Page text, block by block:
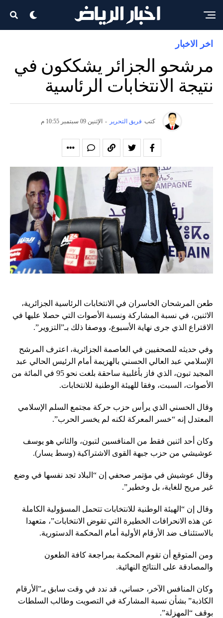
اخر الاخبار
مرشحو الجزائر يشككون في
نتيجة الانتخابات الرئاسية
كتب فريق التحرير - الإثنين 09 سبتمبر 10:55 م
طعن المرشحان الخاسران في الانتخابات الرئاسية الجزائرية،
الاثنين، في نسبة المشاركة ونسبة الأصوات التي حصلا عليها في
الاقتراع الذي جرى نهاية الأسبوع، ووصفا ذلك بـ”التزوير”.
وفي حديثه للصحفيين في العاصمة الجزائرية، اعترف المرشح
الإسلامي عبد العالي الحسني بالهزيمة أمام الرئيس الحالي عبد
المجيد تبون، الذي فاز بأغلبية ساحقة بلغت نحو 95 في المائة من
الأصوات، السبت، وفقا للهيئة الوطنية للانتخابات.
وقال الحسني الذي يرأس حزب حركة مجتمع السلم الإسلامي
المعتدل إنه “خسر المعركة لكنه لم يخسر الحرب”.
وكان أحد اثنين فقط من المنافسين لتبون، والثاني هو يوسف
عوشيشي من حزب جبهة القوى الاشتراكية (وسط يسار).
وقال عوشيش في مؤتمر صحفي إن “البلاد تجد نفسها في وضع
غير مريح للغاية، بل وخطير”.
وقال إن “الهيئة الوطنية للانتخابات تتحمل المسؤولية الكاملة
عن هذه الانحرافات الخطيرة التي تقوض الانتخابات”، متعهدا
بالاستئناف ضد الأرقام الأولية أمام المحكمة الدستورية.
ومن المتوقع أن تقوم المحكمة بمراجعة كافة الطعون
والمصادقة على النتائج النهائية.
وكان المنافس الآخر، حساني، قد ندد في وقت سابق بـ”الأرقام
الكاذبة” بشأن نسبة المشاركة في التصويت وطالب السلطات
بوقف “المهزلة”.